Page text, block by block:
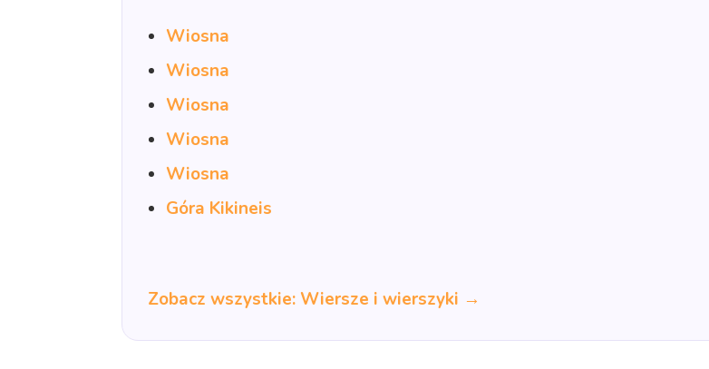
Wiosna
Wiosna
Wiosna
Wiosna
Wiosna
Góra Kikineis
Zobacz wszystkie: Wiersze i wierszyki →